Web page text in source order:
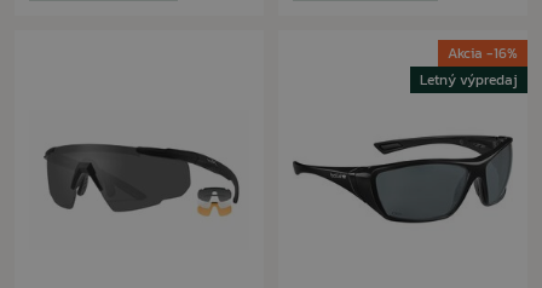
Akcia -16%
Letný výpredaj